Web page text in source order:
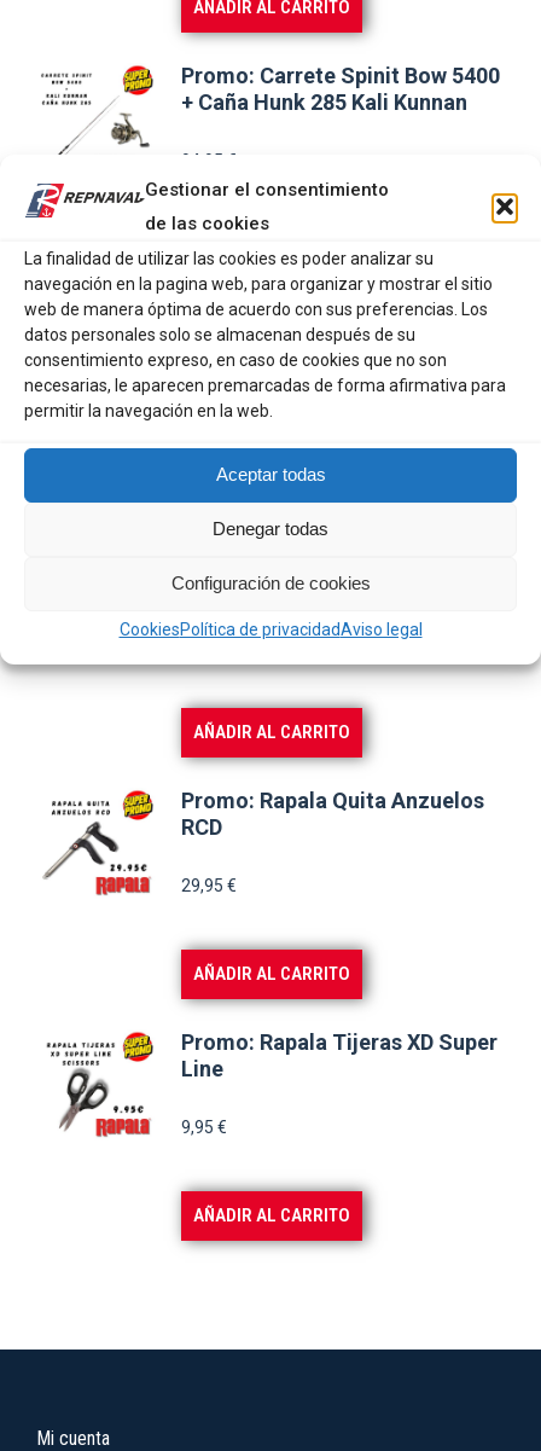
Gestionar el consentimiento
de las cookies
La finalidad de utilizar las cookies es poder analizar su
navegación en la pagina web, para organizar y mostrar el sitio
web de manera óptima de acuerdo con sus preferencias. Los
datos personales solo se almacenan después de su
consentimiento expreso, en caso de cookies que no son
necesarias, le aparecen premarcadas de forma afirmativa para
permitir la navegación en la web.
Aceptar todas
Denegar todas
Configuración de cookies
CookiesPolítica de privacidadAviso legal
AÑADIR AL CARRITO
Promo: Carrete Spinit Bow 5400
+ Caña Hunk 285 Kali Kunnan
94,95 €
AÑADIR AL CARRITO
Promo: Cajón embarcación Kali
Kunnan
36,95
AÑADIR AL CARRITO
Springs Pliers
24,95€
AÑADIR AL CARRITO
Promo: Rapala Quita Anzuelos
RCD
29,95 €
AÑADIR AL CARRITO
Promo: Rapala Tijeras XD Super
Line
9,95 €
AÑADIR AL CARRITO
Mi cuenta